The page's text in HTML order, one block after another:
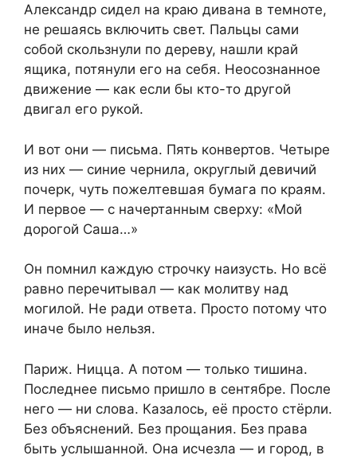
Александр сидел на краю дивана в темноте,
не решаясь включить свет. Пальцы сами
собой скользнули по дереву, нашли край
ящика, потянули его на себя. Неосознанное
движение — как если бы кто-то другой
двигал его рукой.
И вот они — письма. Пять конвертов. Четыре
из них — синие чернила, округлый девичий
почерк, чуть пожелтевшая бумага по краям.
И первое — с начертанным сверху: «Мой
дорогой Саша…»
Он помнил каждую строчку наизусть. Но всё
равно перечитывал — как молитву над
могилой. Не ради ответа. Просто потому что
иначе было нельзя.
Париж. Ницца. А потом — только тишина.
Последнее письмо пришло в сентябре. После
него — ни слова. Казалось, её просто стёрли.
Без объяснений. Без прощания. Без права
быть услышанной. Она исчезла — и город, в